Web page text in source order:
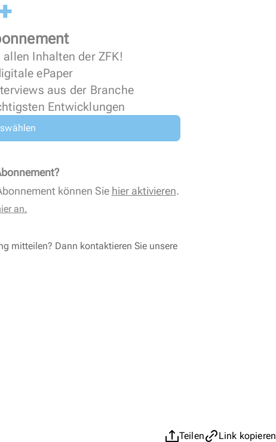
Inhalten der ZFK!
ePaper
aus der Branche
Entwicklungen
können Sie hier aktivieren.
an.
mitteilen? Dann kontaktieren Sie unsere
Teilen Link kopieren